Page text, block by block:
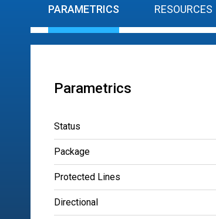
PARAMETRICS RESOURCES
Parametrics
Status
Package
Protected Lines
Directional